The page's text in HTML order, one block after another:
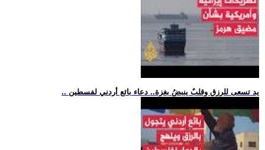
.. يد تسعى للرزق وقلبٌ ينبضُ بغزة.. دعاء بائع أردني لفسطين